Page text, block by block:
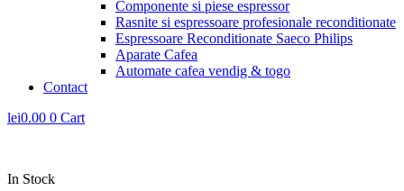
Componente si piese espressor
Rasnite si espressoare profesionale reconditionate
Espressoare Reconditionate Saeco Philips
Aparate Cafea
Automate cafea vendig & togo
Contact
lei0.00 0 Cart
In Stock